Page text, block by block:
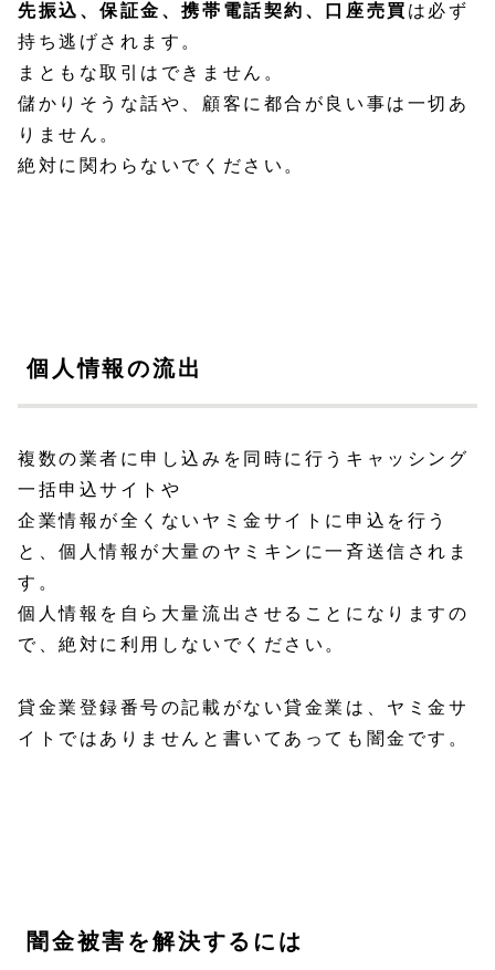
先振込、保証金、携帯電話契約、口座売買 は必ず
持ち逃げされます。
まともな取引はできません。
儲かりそうな話や、顧客に都合が良い事は一切あ
りません。
絶対に関わらないでください。
個人情報の流出
複数の業者に申し込みを同時に行うキャッシング
一括申込サイトや
企業情報が全くないヤミ金サイトに申込を行う
と、個人情報が大量のヤミキンに一斉送信されま
す。
個人情報を自ら大量流出させることになりますの
で、絶対に利用しないでください。
貸金業登録番号の記載がない貸金業は、ヤミ金サ
イトではありませんと書いてあっても闇金です。
闇金被害を解決するには